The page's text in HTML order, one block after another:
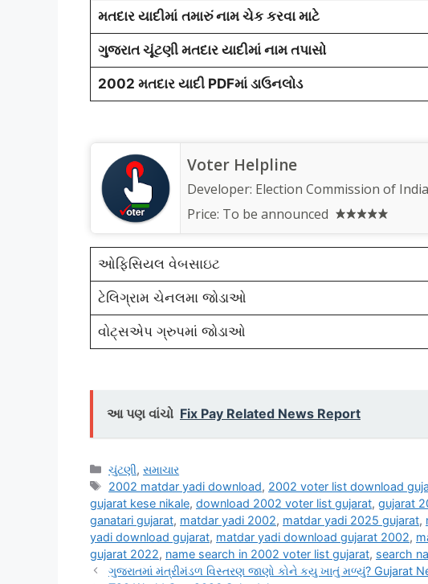
મતદાર યાદીમાં તમારું નામ ચેક કરવા માટે
ગુજરાત ચૂંટણી મતદાર યાદીમાં નામ તપાસો
2002 મતદાર યાદી PDFમાં ડાઉનલોડ
Voter Helpline
Developer: Election Commission of India
Price: To be announced
ઓફિસિયલ વેબસાઇટ
ટેલિગ્રામ ચેનલમા જોડાઓ
વોટ્સએપ ગ્રુપમાં જોડાઓ
આ પણ વાંચો Fix Pay Related News Report
Categories
ચુંટણી,સમાચાર
Tags
2002 matdar yadi download, 2002 voter list download
gujarat kese nikale, download 2002 voter list gujarat, gujarat
ganatari gujarat, matdar yadi 2002, matdar yadi 2025 gujarat,
yadi download gujarat, matdar yadi download gujarat 2002,
gujarat 2022, name search in 2002 voter list gujarat, search
ગુજરાતમાં મંત્રીમંડળ વિસ્તરણ જાણો કોને કયુ ખાતું મળ્યું? Gujarat